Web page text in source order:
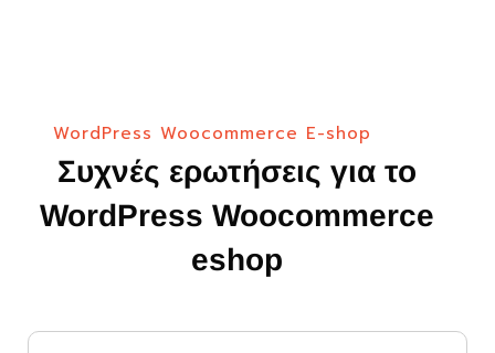
WordPress Woocommerce E-shop
Συχνές ερωτήσεις για το
WordPress Woocommerce
eshop